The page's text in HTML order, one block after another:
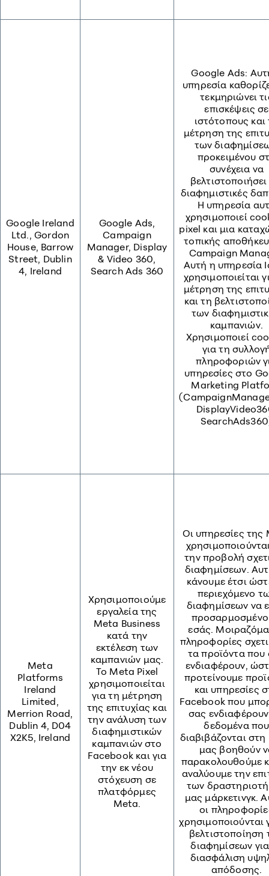
Google Ireland
Ltd., Gordon
House, Barrow
Street, Dublin
4, Ireland
Google Ads,
Campaign
Manager, Display
& Video 360,
Search Ads 360
Google Ads:
υπηρεσία
τεκμηριώνει
επισκέψεις σε
ιστότοπους και
μέτρηση της
των
προκειμένου
συνέχεια να
βελτιστοποιήσει
διαφημιστικές
Η υπηρεσία
χρησιμοποιεί
pixel και μια
τοπικής
Campaign
Αυτή η υπηρεσία
χρησιμοποιείται
μέτρηση της
και τη
των
καμπανιών.
Χρησιμοποιεί
για τη
πληροφοριών
υπηρεσίες στο
Marketing
Meta
Platforms
Ireland
Limited,
Merrion Road,
Dublin 4, D04
X2K5, Ireland
Χρησιμοποιούμε
εργαλεία της
Meta Business
κατά την
εκτέλεση των
καμπανιών μας.
Το Meta Pixel
χρησιμοποιείται
για τη μέτρηση
της επιτυχίας και
την ανάλυση των
διαφημιστικών
καμπανιών στο
Facebook και για
την εκ νέου
στόχευση σε
πλατφόρμες
Meta.
Οι υπηρεσίες της
την προβολή
διαφημίσεων.
κάνουμε έτσι
περιεχόμενο
διαφημίσεων να
εσάς.
πληροφορίες
τα προϊόντα που
ενδιαφέρουν,
προτείνουμε
και υπηρεσίες
Facebook που
σας
δεδομένα που
διαβιβάζονται
μας βοηθούν
παρακολουθούμε
αναλύουμε την
των
μας μάρκετινγκ.
οι
χρησιμοποιούνται
βελτιστοποίηση
διαφημίσεων
διασφάλιση
απόδοσης.